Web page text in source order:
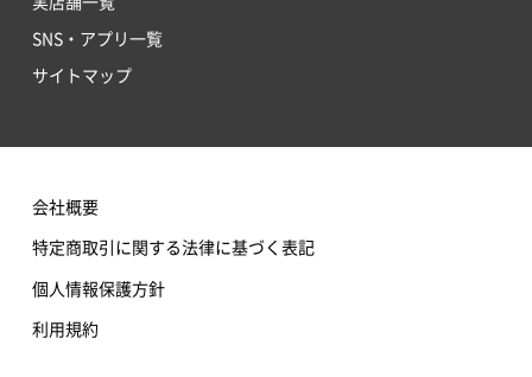
SNS・アプリ一覧
サイトマップ
会社概要
特定商取引に関する法律に基づく表記
個人情報保護方針
利用規約